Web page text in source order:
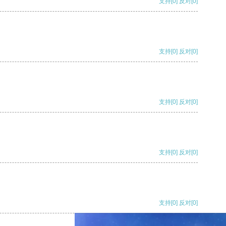
支持[0] 反对[0]
支持[0] 反对[0]
支持[0] 反对[0]
支持[0] 反对[0]